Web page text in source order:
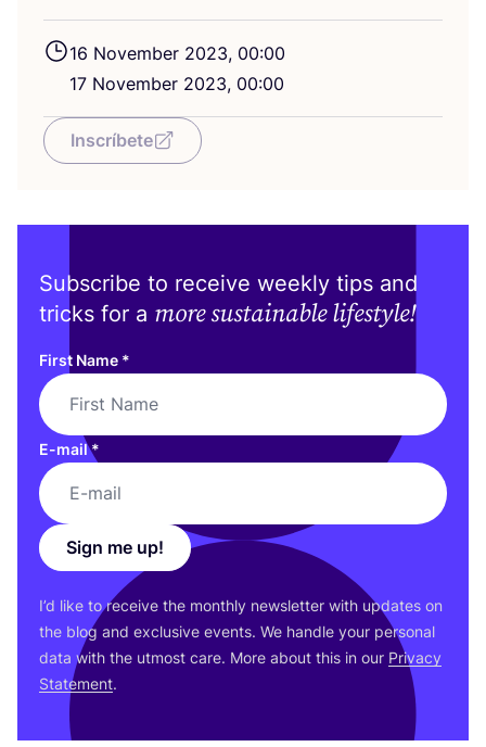
16 November 2023, 00:00
17 November 2023, 00:00
Inscríbete
Subscribe to receive weekly tips and
tricks for a more sustainable lifestyle!
First Name *
E-mail*
Sign me up!
I’d like to receive the monthly newsletter with updates on
the blog and exclusive events. We handle your personal
data with the utmost care. More about this in our Privacy
Statement.